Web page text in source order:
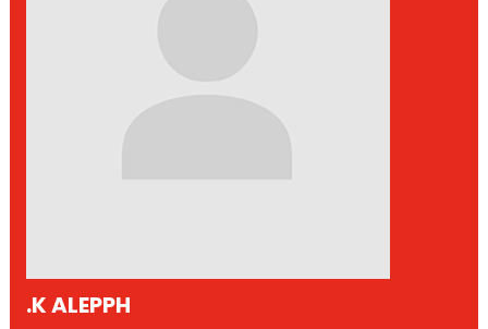
.K ALEPPH